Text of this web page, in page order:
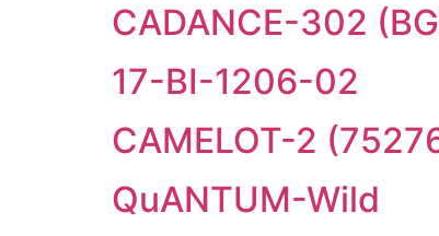
CADANCE-302
17-BI-1206-02
CAMELOT-2
QuANTUM-Wild